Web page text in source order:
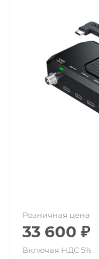
Розничная цена
33 600 ₽